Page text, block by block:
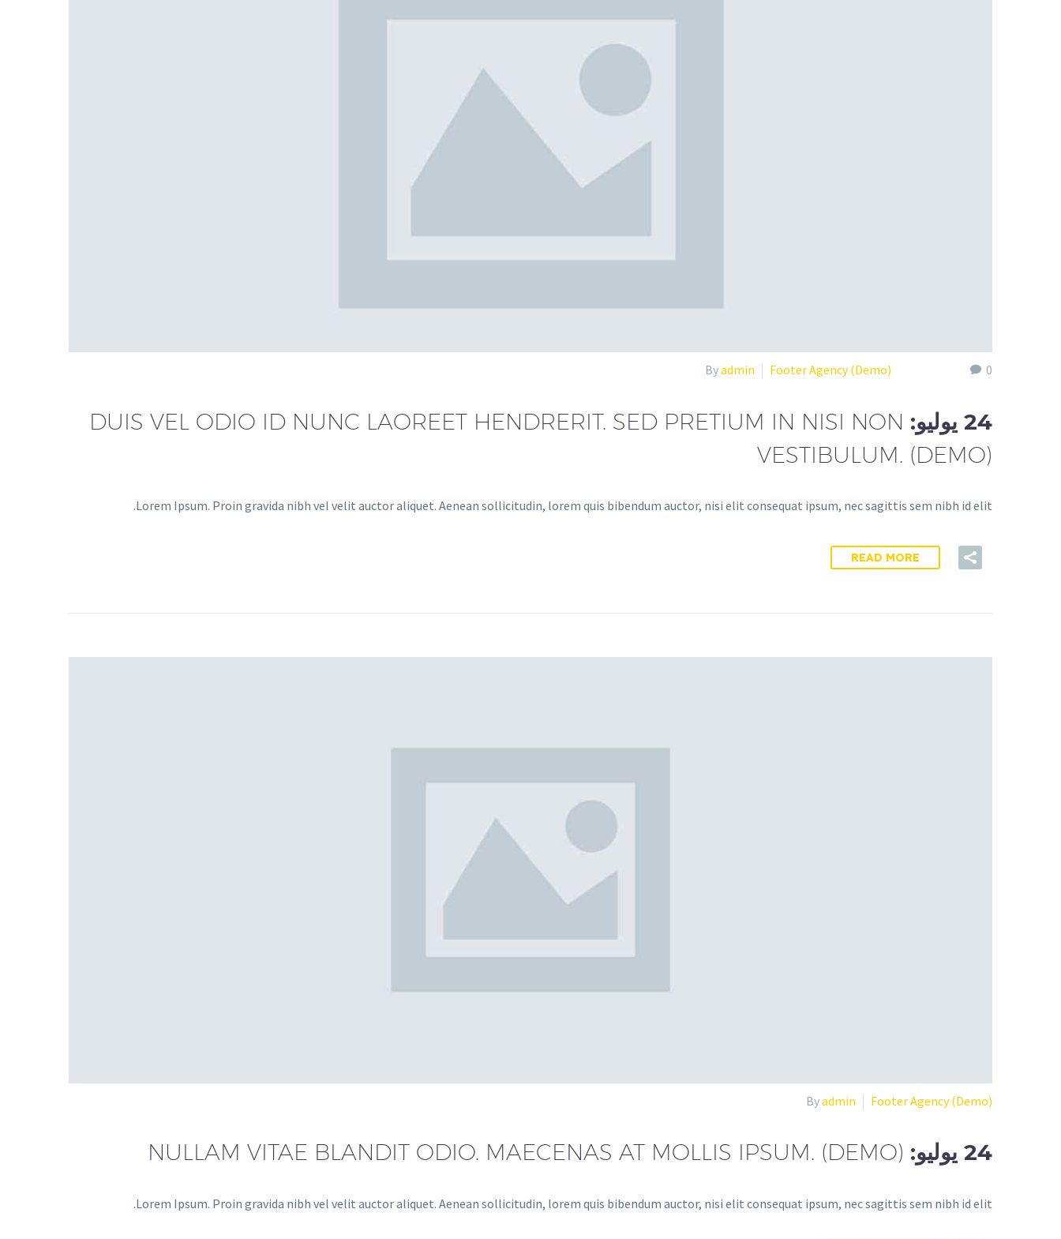
0
Byadmin Footer Agency (Demo)
24 يوليو:
DUIS VEL ODIO ID NUNC LAOREET HENDRERIT. SED PRETIUM IN NISI NON
VESTIBULUM. (DEMO)
Lorem Ipsum. Proin gravida nibh vel velit auctor aliquet. Aenean sollicitudin, lorem quis bibendum auctor, nisi elit consequat ipsum, nec sagittis sem nibh id elit.
READ MORE
Byadmin Footer Agency (Demo)
24 يوليو: NULLAM VITAE BLANDIT ODIO. MAECENAS AT MOLLIS IPSUM. (DEMO)
Lorem Ipsum. Proin gravida nibh vel velit auctor aliquet. Aenean sollicitudin, lorem quis bibendum auctor, nisi elit consequat ipsum, nec sagittis sem nibh id elit.